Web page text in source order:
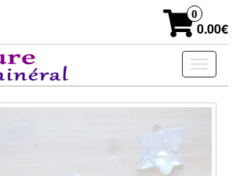
0
0.00€
Toggle